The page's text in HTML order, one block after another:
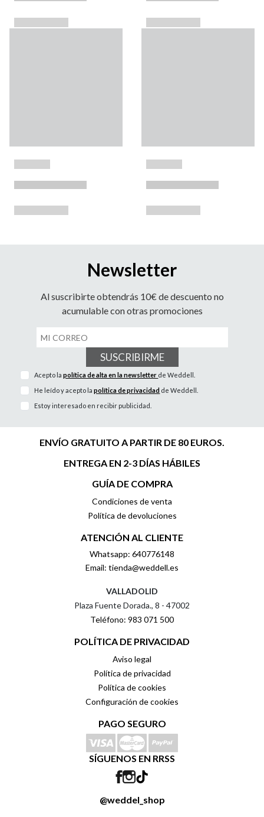
Newsletter
Al suscribirte obtendrás 10€ de descuento no
acumulable con otras promociones
SUSCRIBIRME
Acepto lapolítica de alta en la newsletter de Weddell.
He leído y acepto lapolítica de privacidad de Weddell.
Estoy interesado en recibir publicidad.
ENVÍO GRATUITO A PARTIR DE 80 EUROS.
ENTREGA EN 2-3 DÍAS HÁBILES
GUÍA DE COMPRA
Condiciones de venta
Política de devoluciones
ATENCIÓN AL CLIENTE
Whatsapp: 640776148
Email: tienda@weddell.es
VALLADOLID
Plaza Fuente Dorada., 8 - 47002
Teléfono: 983 071 500
POLÍTICA DE PRIVACIDAD
Aviso legal
Política de privacidad
Política de cookies
Configuración de cookies
PAGO SEGURO
SÍGUENOS EN RRSS
@weddel_shop